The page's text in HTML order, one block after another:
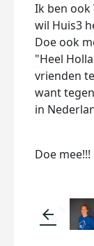
Ik ben ook
wil Huis3
Doe ook
"Heel
vrienden
want
in
Doe mee!!!
arrow_back